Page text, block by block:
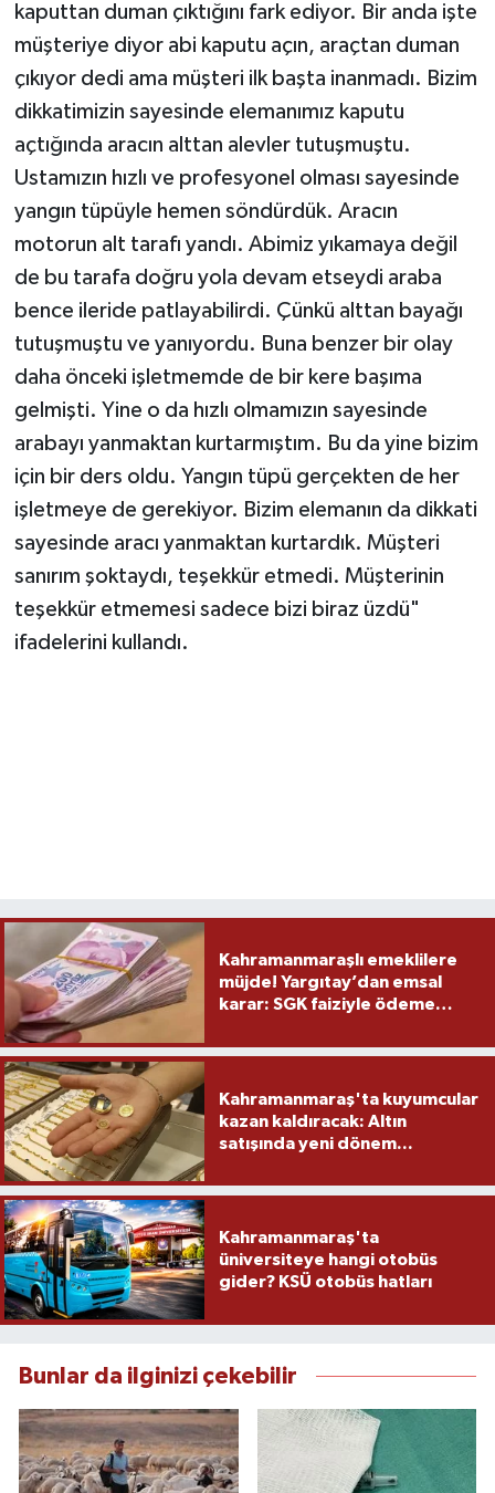
kaputtan duman çıktığını fark ediyor. Bir anda işte
müşteriye diyor abi kaputu açın, araçtan duman
çıkıyor dedi ama müşteri ilk başta inanmadı. Bizim
dikkatimizin sayesinde elemanımız kaputu
açtığında aracın alttan alevler tutuşmuştu.
Ustamızın hızlı ve profesyonel olması sayesinde
yangın tüpüyle hemen söndürdük. Aracın
motorun alt tarafı yandı. Abimiz yıkamaya değil
de bu tarafa doğru yola devam etseydi araba
bence ileride patlayabilirdi. Çünkü alttan bayağı
tutuşmuştu ve yanıyordu. Buna benzer bir olay
daha önceki işletmemde de bir kere başıma
gelmişti. Yine o da hızlı olmamızın sayesinde
arabayı yanmaktan kurtarmıştım. Bu da yine bizim
için bir ders oldu. Yangın tüpü gerçekten de her
işletmeye de gerekiyor. Bizim elemanın da dikkati
sayesinde aracı yanmaktan kurtardık. Müşteri
sanırım şoktaydı, teşekkür etmedi. Müşterinin
teşekkür etmemesi sadece bizi biraz üzdü"
ifadelerini kullandı.
Kahramanmaraşlı emeklilere
müjde! Yargıtay’dan emsal
karar: SGK faiziyle ödeme
Kahramanmaraş'ta kuyumcular
kazan kaldıracak: Altın
satışında yeni dönem...
Kahramanmaraş'ta
üniversiteye hangi otobüs
gider? KSÜ otobüs hatları
Bunlar da ilginizi çekebilir